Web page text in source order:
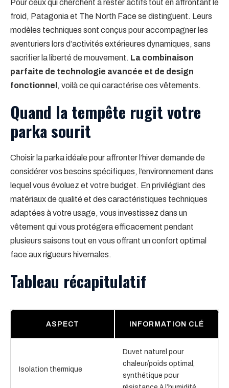
Pour ceux qui cherchent à rester actifs tout en affrontant le
froid, Patagonia et The North Face se distinguent. Leurs
modèles techniques sont conçus pour accompagner les
aventuriers lors d’activités extérieures dynamiques, sans
sacrifier la liberté de mouvement. La combinaison
parfaite de technologie avancée et de design
fonctionnel , voilà ce qui caractérise ces vêtements.
Quand la tempête rugit votre
parka sourit
Choisir la parka idéale pour affronter l’hiver demande de
considérer vos besoins spécifiques, l’environnement dans
lequel vous évoluez et votre budget. En privilégiant des
matériaux de qualité et des caractéristiques techniques
adaptées à votre usage, vous investissez dans un
vêtement qui vous protégera efficacement pendant
plusieurs saisons tout en vous offrant un confort optimal
face aux rigueurs hivernales.
Tableau récapitulatif
ASPECT INFORMATION CLÉ
Isolation thermique
Duvet naturel pour
chaleur/poids optimal,
synthétique pour